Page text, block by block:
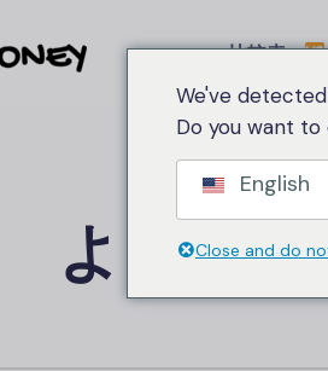
比較表
ようこそ
We've
Do you want to
English
Close and do